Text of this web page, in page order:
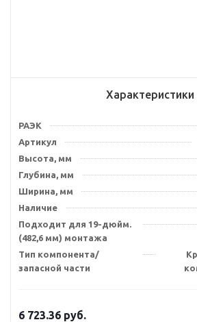
Характеристики
РАЭК
Артикул
Высота, мм
Глубина, мм
Ширина, мм
Наличие
Подходит для 19-дюйм.
(482,6 мм) монтажа
Тип компонента/
запасной части
6 723.36 руб.